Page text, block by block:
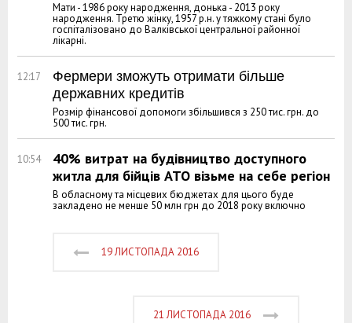
Мати - 1986 року народження, донька - 2013 року
народження. Третю жінку, 1957 р.н. у тяжкому стані було
госпіталізовано до Валківської центральної районної
лікарні.
12:17
Фермери зможуть отримати більше
державних кредитів
Розмір фінансової допомоги збільшився з 250 тис. грн. до
500 тис. грн.
10:54
40% витрат на будівництво доступного
житла для бійців АТО візьме на себе регіон
В обласному та місцевих бюджетах для цього буде
закладено не менше 50 млн грн до 2018 року включно
19 ЛИСТОПАДА 2016
21 ЛИСТОПАДА 2016